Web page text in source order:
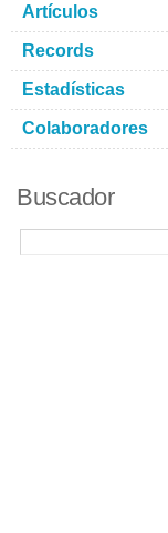
Artículos
Records
Estadísticas
Colaboradores
Buscador